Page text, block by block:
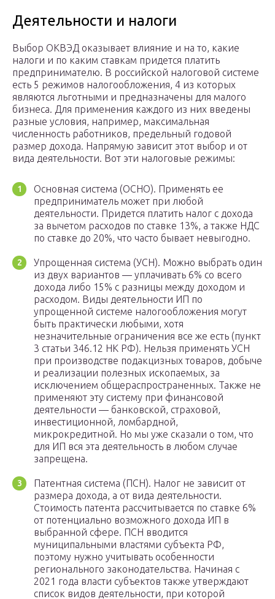
Деятельности и налоги
Выбор ОКВЭД оказывает влияние и на то, какие
налоги и по каким ставкам придется платить
предпринимателю. В российской налоговой системе
есть 5 режимов налогообложения, 4 из которых
являются льготными и предназначены для малого
бизнеса. Для применения каждого из них введены
разные условия, например, максимальная
численность работников, предельный годовой
размер дохода. Напрямую зависит этот выбор и от
вида деятельности. Вот эти налоговые режимы:
Основная система (ОСНО). Применять ее
предприниматель может при любой
деятельности. Придется платить налог с дохода
за вычетом расходов по ставке 13%, а также НДС
по ставке до 20%, что часто бывает невыгодно.
Упрощенная система (УСН). Можно выбрать один
из двух вариантов — уплачивать 6% со всего
дохода либо 15% с разницы между доходом и
расходом. Виды деятельности ИП по
упрощенной системе налогообложения могут
быть практически любыми, хотя
незначительные ограничения все же есть (пункт
3 статьи 346.12 НК РФ). Нельзя применять УСН
при производстве подакцизных товаров, добыче
и реализации полезных ископаемых, за
исключением общераспространенных. Также не
применяют эту систему при финансовой
деятельности — банковской, страховой,
инвестиционной, ломбардной,
микрокредитной. Но мы уже сказали о том, что
для ИП вся эта деятельность в любом случае
запрещена.
Патентная система (ПСН). Налог не зависит от
размера дохода, а от вида деятельности.
Стоимость патента рассчитывается по ставке 6%
от потенциально возможного дохода ИП в
выбранной сфере. ПСН вводится
муниципальными властями субъекта РФ,
поэтому нужно учитывать особенности
регионального законодательства. Начиная с
2021 года власти субъектов также утверждают
список видов деятельности, при которой